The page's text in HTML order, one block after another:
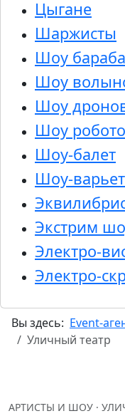
Цыгане
Шаржисты
Шоу
Шоу
Шоу
Шоу
Шоу-балет
Шоу-
Экстрим
Электро-
Электро-
Вы здесь: Event-
Уличный театр
АРТИСТЫ И ШОУ ·